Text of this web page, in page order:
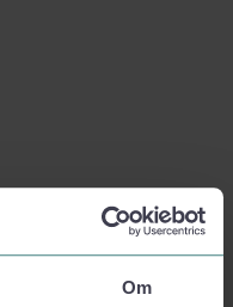
Om